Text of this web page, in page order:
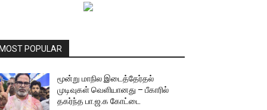
MOST POPULAR
மூன்று மாநில இடைத்தேர்தல்
முடிவுகள் வெளியானது – பீகாரில்
தகர்ந்த பா.ஜ.க கோட்டை